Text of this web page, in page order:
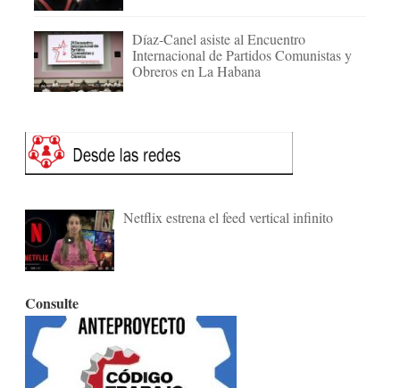
Díaz-Canel asiste al Encuentro
Internacional de Partidos Comunistas y
Obreros en La Habana
Netflix estrena el feed vertical infinito
Consulte